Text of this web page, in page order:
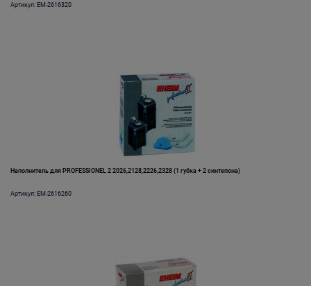
Артикул: EM-2616320
Наполнитель для PROFESSIONEL 2 2026,2128,2226,2328 (1 губка + 2 синтепона)
Артикул: EM-2616260